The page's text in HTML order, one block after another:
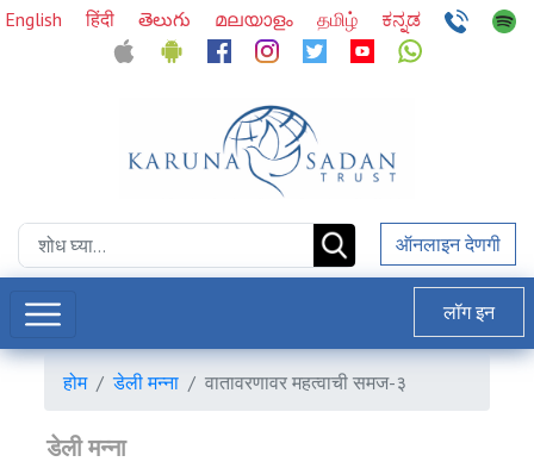
English हिंदी తెలుగు മലയാളം தமிழ் ಕನ್ನಡ
ऑनलाइन देणगी
लॉग इन
होम डेली मन्ना वातावरणावर महत्वाची समज-३
डेली मन्ना